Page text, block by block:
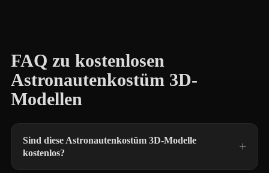
FAQ zu kostenlosen
Astronautenkostüm 3D-
Modellen
Sind diese Astronautenkostüm 3D-Modelle
kostenlos?